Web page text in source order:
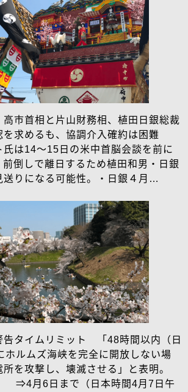
市首相と片山財務相、植田日銀総裁
を求めるも、協調介入確約は困難
は14～15日の米中首脳会談を前に
倒しで離日するため植田和男・日銀
送りになる可能性。・日銀４月…
告タイムリミット 「48時間以内（日
ホルムズ海峡を完全に開放しない場
を攻撃し、壊滅させる」と表明。
⇒4月6日まで（日本時間4月7日午